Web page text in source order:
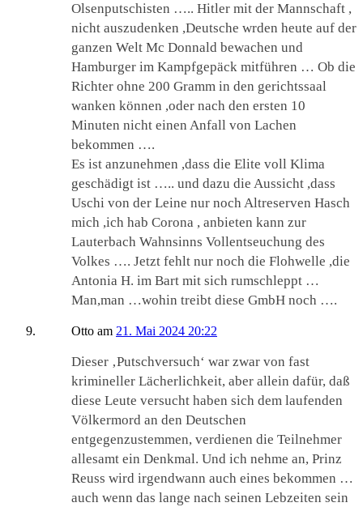
Olsenputschisten ….. Hitler mit der Mannschaft ,
nicht auszudenken ,Deutsche wrden heute auf der
ganzen Welt Mc Donnald bewachen und
Hamburger im Kampfgepäck mitführen … Ob die
Richter ohne 200 Gramm in den gerichtssaal
wanken können ,oder nach den ersten 10
Minuten nicht einen Anfall von Lachen
bekommen ….
Es ist anzunehmen ,dass die Elite voll Klima
geschädigt ist ….. und dazu die Aussicht ,dass
Uschi von der Leine nur noch Altreserven Hasch
mich ,ich hab Corona , anbieten kann zur
Lauterbach Wahnsinns Vollentseuchung des
Volkes …. Jetzt fehlt nur noch die Flohwelle ,die
Antonia H. im Bart mit sich rumschleppt …
Man,man …wohin treibt diese GmbH noch ….
Otto am 21. Mai 2024 20:22
Dieser ‚Putschversuch‘ war zwar von fast
krimineller Lächerlichkeit, aber allein dafür, daß
diese Leute versucht haben sich dem laufenden
Völkermord an den Deutschen
entgegenzustemmen, verdienen die Teilnehmer
allesamt ein Denkmal. Und ich nehme an, Prinz
Reuss wird irgendwann auch eines bekommen …
auch wenn das lange nach seinen Lebzeiten sein